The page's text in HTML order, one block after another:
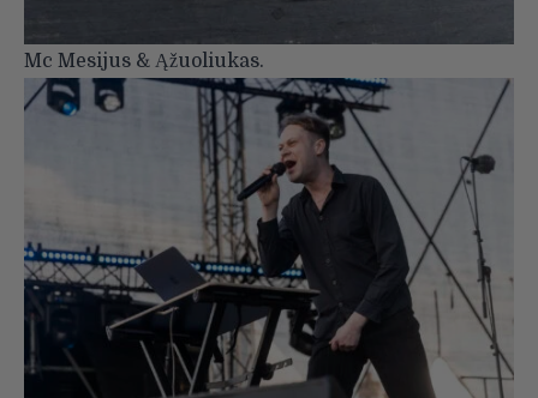
Mc Mesijus & Ąžuoliukas.